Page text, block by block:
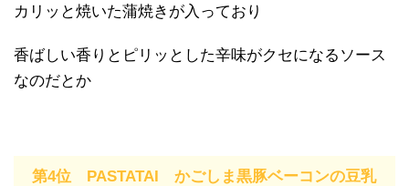
カリッと焼いた蒲焼きが入っており
香ばしい香りとピリッとした辛味がクセになるソース
なのだとか
第4位 PASTATAI かごしま黒豚ベーコンの豆乳